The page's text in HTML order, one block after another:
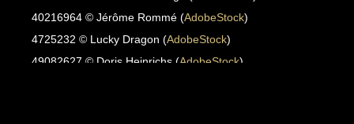
40216964 © Jérôme Rommé (AdobeStock)
4725232 © Lucky Dragon (AdobeStock)
49082627 © Doris Heinrichs (AdobeStock)